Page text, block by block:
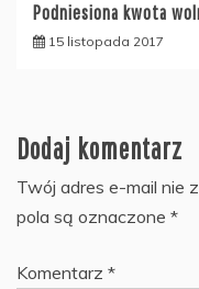
Podniesiona kwota
15 listopada 2017
Dodaj komentarz
Twój adres e-mail nie
pola są oznaczone *
Komentarz *